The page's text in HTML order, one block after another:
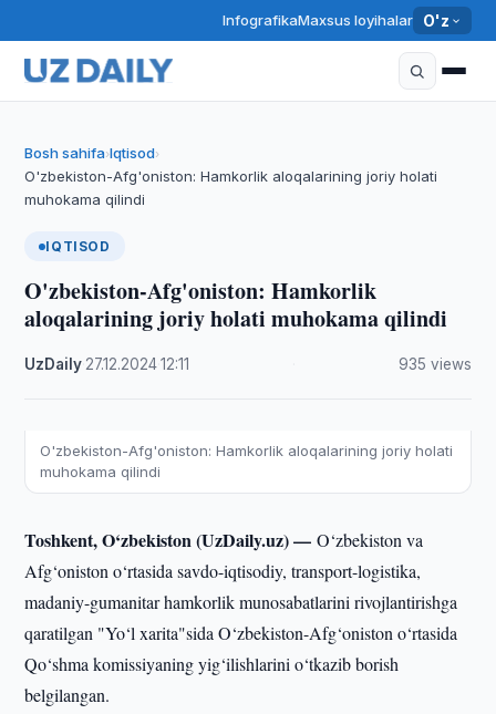
InfografikaMaxsus loyihalar O'z
Bosh sahifa›Iqtisod›
O'zbekiston-Afg'oniston: Hamkorlik aloqalarining joriy holati
muhokama qilindi
IQTISOD
O'zbekiston-Afg'oniston: Hamkorlik
aloqalarining joriy holati muhokama qilindi
UzDaily 27.12.2024·12:11 935 views
O'zbekiston-Afg'oniston: Hamkorlik aloqalarining joriy holati
muhokama qilindi
Toshkent, O‘zbekiston (UzDaily.uz) —O‘zbekiston va
Afg‘oniston o‘rtasida savdo-iqtisodiy, transport-logistika,
madaniy-gumanitar hamkorlik munosabatlarini rivojlantirishga
qaratilgan "Yo‘l xarita"sida O‘zbekiston-Afg‘oniston o‘rtasida
Qo‘shma komissiyaning yig‘ilishlarini o‘tkazib borish
belgilangan.